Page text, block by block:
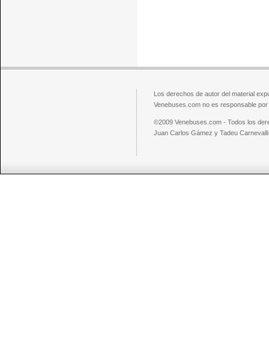
Los derechos de autor del material
Venebuses.com no es responsable
©2009 Venebuses.com - Todos los
Juan Carlos Gámez y Tadeu Carnevalli